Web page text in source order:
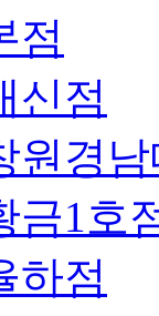
점
신점
원경
금1호
하점